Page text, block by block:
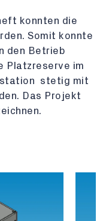
konnten die
Somit konnte
den Betrieb
Platzreserve im
stetig mit
Das Projekt